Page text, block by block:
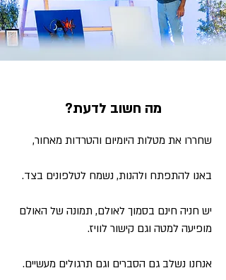
מה חשוב לדעת?
שחררו את מטלות היומיום והטרדות מאחור,
באנו להתפתח ולהנות, נשמח לטלפונים בצד.
יש חניה חינם בסמוך לאולם, תמונה של האולם
מופיעה למטה וגם קישור לוויז.​​
אנחנו נשלב גם הסברים וגם תרגולים מעשיים.​